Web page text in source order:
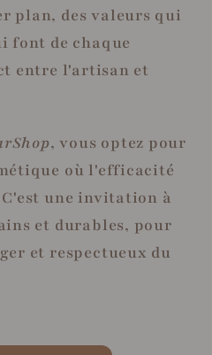
plan, des valeurs qui
font de chaque
entre l'artisan et
, vous optez pour
où l'efficacité
une invitation à
et durables, pour
et respectueux du